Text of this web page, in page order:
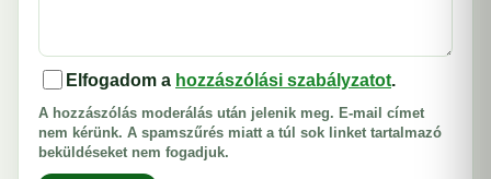
Elfogadom a hozzászólási szabályzatot.
A hozzászólás moderálás után jelenik meg. E-mail címet
nem kérünk. A spamszűrés miatt a túl sok linket tartalmazó
beküldéseket nem fogadjuk.